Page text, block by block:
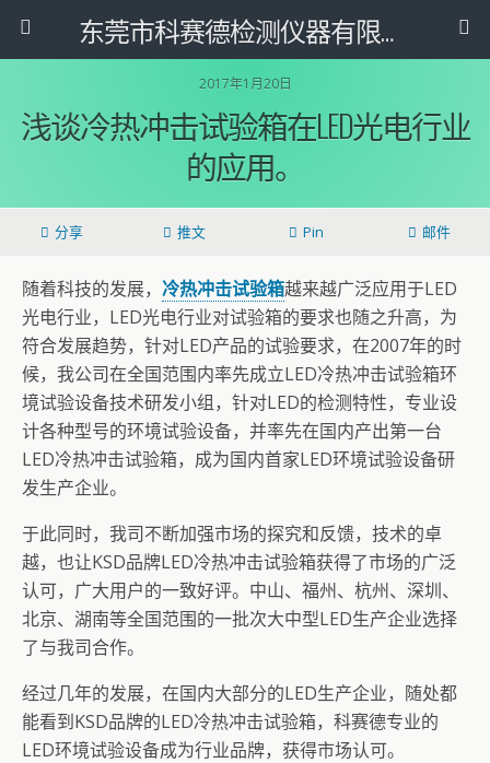
东莞市科赛德检测仪器有限公司
2017年1月20日
浅谈冷热冲击试验箱在LED光电行业
的应用。
分享 推文 Pin 邮件
随着科技的发展， 冷热冲击试验箱越来越广泛应用于LED
光电行业，LED光电行业对试验箱的要求也随之升高，为
符合发展趋势，针对LED产品的试验要求，在2007年的时
候，我公司在全国范围内率先成立LED冷热冲击试验箱环
境试验设备技术研发小组，针对LED的检测特性，专业设
计各种型号的环境试验设备，并率先在国内产出第一台
LED冷热冲击试验箱，成为国内首家LED环境试验设备研
发生产企业。
于此同时，我司不断加强市场的探究和反馈，技术的卓
越，也让KSD品牌LED冷热冲击试验箱获得了市场的广泛
认可，广大用户的一致好评。中山、福州、杭州、深圳、
北京、湖南等全国范围的一批次大中型LED生产企业选择
了与我司合作。
经过几年的发展，在国内大部分的LED生产企业，随处都
能看到KSD品牌的LED冷热冲击试验箱，科赛德专业的
LED环境试验设备成为行业品牌，获得市场认可。